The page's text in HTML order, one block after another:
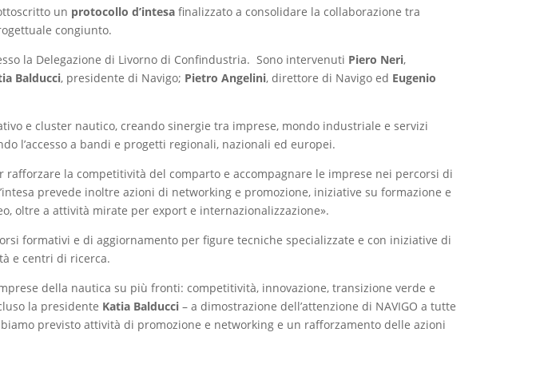
un protocollo d’intesafinalizzato a consolidare la collaborazione tra
congiunto.
la Delegazione di Livorno di Confindustria. Sono intervenuti Piero Neri,
Balducci, presidente di Navigo; Pietro Angelini, direttore di Navigo ed Eugenio
e cluster nautico, creando sinergie tra imprese, mondo industriale e servizi
l’accesso a bandi e progetti regionali, nazionali ed europei.
la competitività del comparto e accompagnare le imprese nei percorsi di
prevede inoltre azioni di networking e promozione, iniziative su formazione e
oltre a attività mirate per export e internazionalizzazione».
formativi e di aggiornamento per figure tecniche specializzate e con iniziative di
e centri di ricerca.
della nautica su più fronti: competitività, innovazione, transizione verde e
la presidente Katia Balducci– a dimostrazione dell’attenzione di NAVIGO a tutte
previsto attività di promozione e networking e un rafforzamento delle azioni